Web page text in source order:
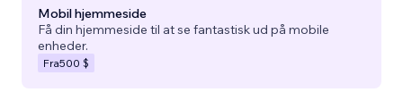
Mobil hjemmeside
Få din hjemmeside til at se fantastisk ud på mobile
enheder.
Fra500 $